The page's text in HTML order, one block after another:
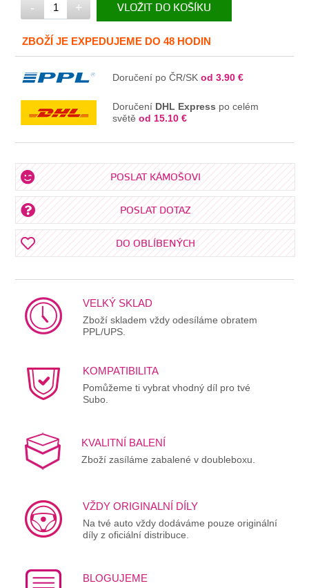
- + VLOŽIT DO KOŠÍKU
V KOŠÍKU
ZBOŽÍ JE EXPEDUJEME DO 48 HODIN
Doručení po ČR/SKod 3.90 €
Doručení DHL Express po celém
světěod 15.10 €
POSLAT KÁMOŠOVI
POSLAT DOTAZ
DO OBLÍBENÝCH
VELKÝ SKLAD
Zboží skladem vždy odesíláme obratem
PPL/UPS.
KOMPATIBILITA
Pomůžeme ti vybrat vhodný díl pro tvé
Subo.
KVALITNÍ BALENÍ
Zboží zasíláme zabalené v doubleboxu.
VŽDY ORIGINALNÍ DÍLY
Na tvé auto vždy dodáváme pouze originální
díly z oficiální distribuce.
BLOGUJEME